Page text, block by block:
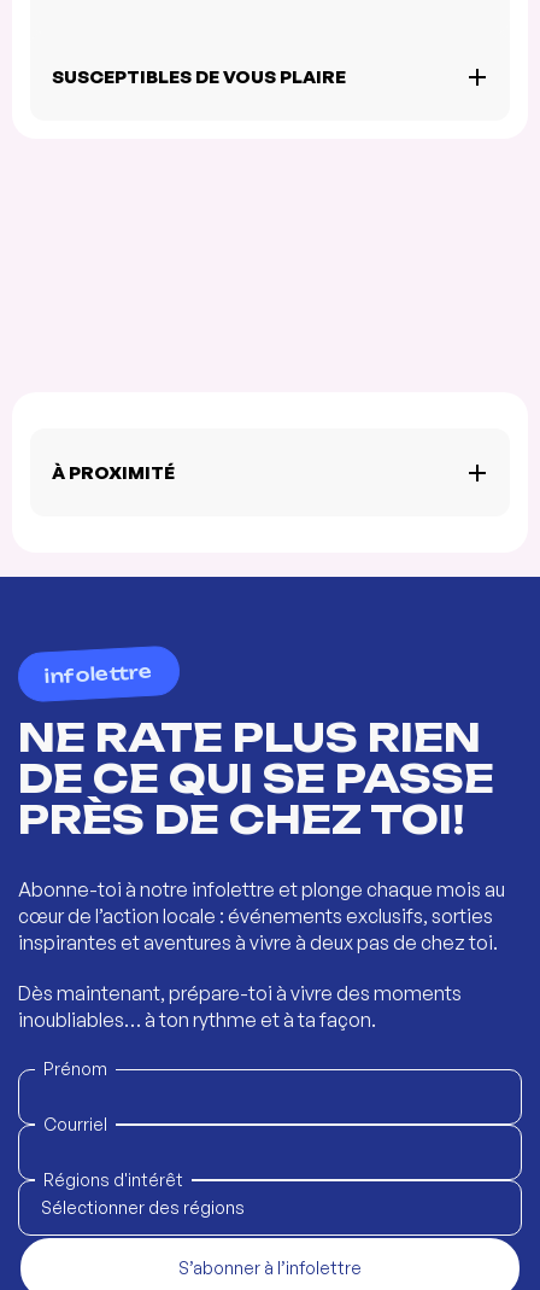
SUSCEPTIBLES DE VOUS PLAIRE
À PROXIMITÉ
infolettre
NE RATE PLUS RIEN
DE CE QUI SE PASSE
PRÈS DE CHEZ TOI!
Abonne-toi à notre infolettre et plonge chaque mois au
cœur de l’action locale : événements exclusifs, sorties
inspirantes et aventures à vivre à deux pas de chez toi.
Dès maintenant, prépare-toi à vivre des moments
inoubliables… à ton rythme et à ta façon.
Prénom
Courriel
Régions d'intérêt
Sélectionner des régions
S’abonner à l’infolettre